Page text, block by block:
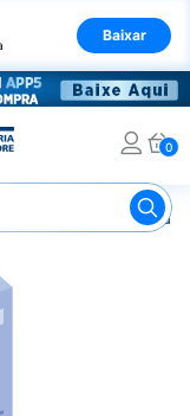
Baixar
0
para o Estômago e